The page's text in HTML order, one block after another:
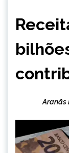
NOTÍCIAS
Aranãs